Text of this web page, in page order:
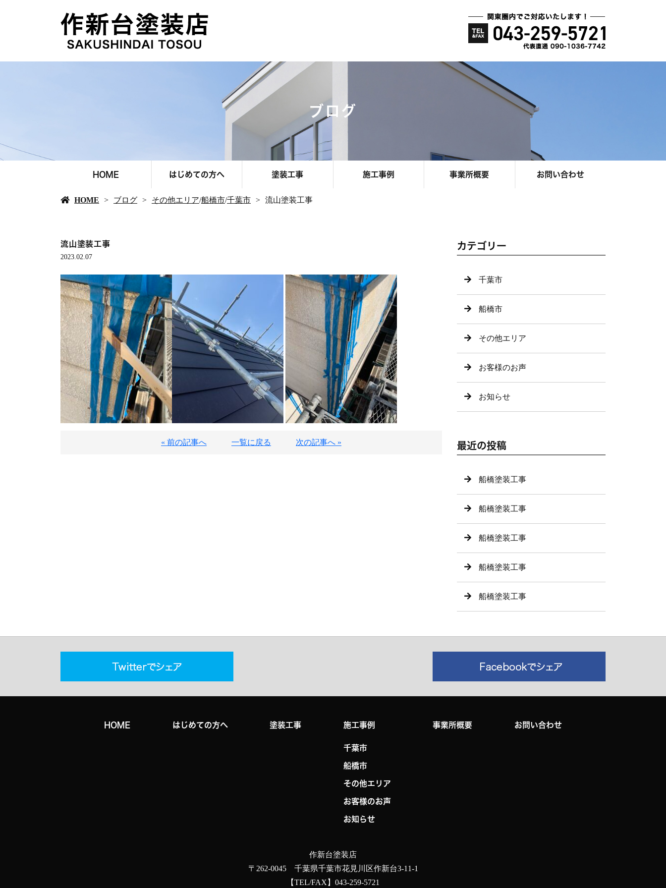
ブログ
HOME はじめての方へ 塗装工事 施工事例 事業所概要 お問い合わせ
HOME ブログ その他エリア/船橋市/千葉市 流山塗装工事
流山塗装工事
2023.02.07
« 前の記事へ 一覧に戻る 次の記事へ »
カテゴリー
千葉市
船橋市
その他エリア
お客様のお声
お知らせ
最近の投稿
船橋塗装工事
船橋塗装工事
船橋塗装工事
船橋塗装工事
船橋塗装工事
HOME はじめての方へ 塗装工事 施工事例
千葉市
船橋市
その他エリア
お客様のお声
お知らせ
事業所概要 お問い合わせ
作新台塗装店
〒262-0045 千葉県千葉市花見川区作新台3-11-1
【TEL/FAX】043-259-5721